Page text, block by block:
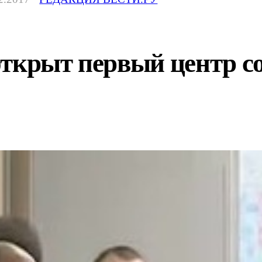
первый центр